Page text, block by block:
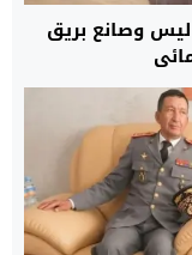
وصانع بريق